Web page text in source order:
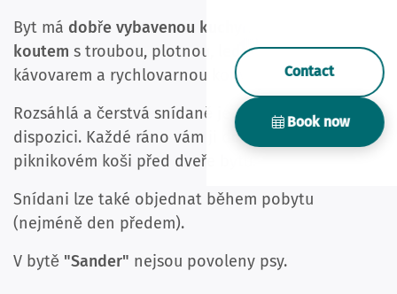
Contact
Book now
Byt má dobře vybavenou kuchyň s jídelním
koutem s troubou, plotnou, lednicí, Dolce Gusto
kávovarem a rychlovarnou konvicí.
Rozsáhlá a čerstvá snídaně je volitelně k
dispozici. Každé ráno vám ji doručíme čerstvou v
piknikovém koši před dveře bytu.
Snídani lze také objednat během pobytu
(nejméně den předem).
V bytě "Sander" nejsou povoleny psy.